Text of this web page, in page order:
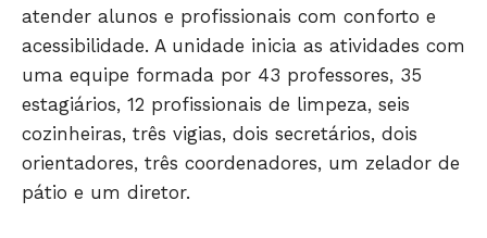
HOME
atender alunos e profissionais com conforto e
acessibilidade. A unidade inicia as atividades com
uma equipe formada por 43 professores, 35
estagiários, 12 profissionais de limpeza, seis
cozinheiras, três vigias, dois secretários, dois
orientadores, três coordenadores, um zelador de
pátio e um diretor.